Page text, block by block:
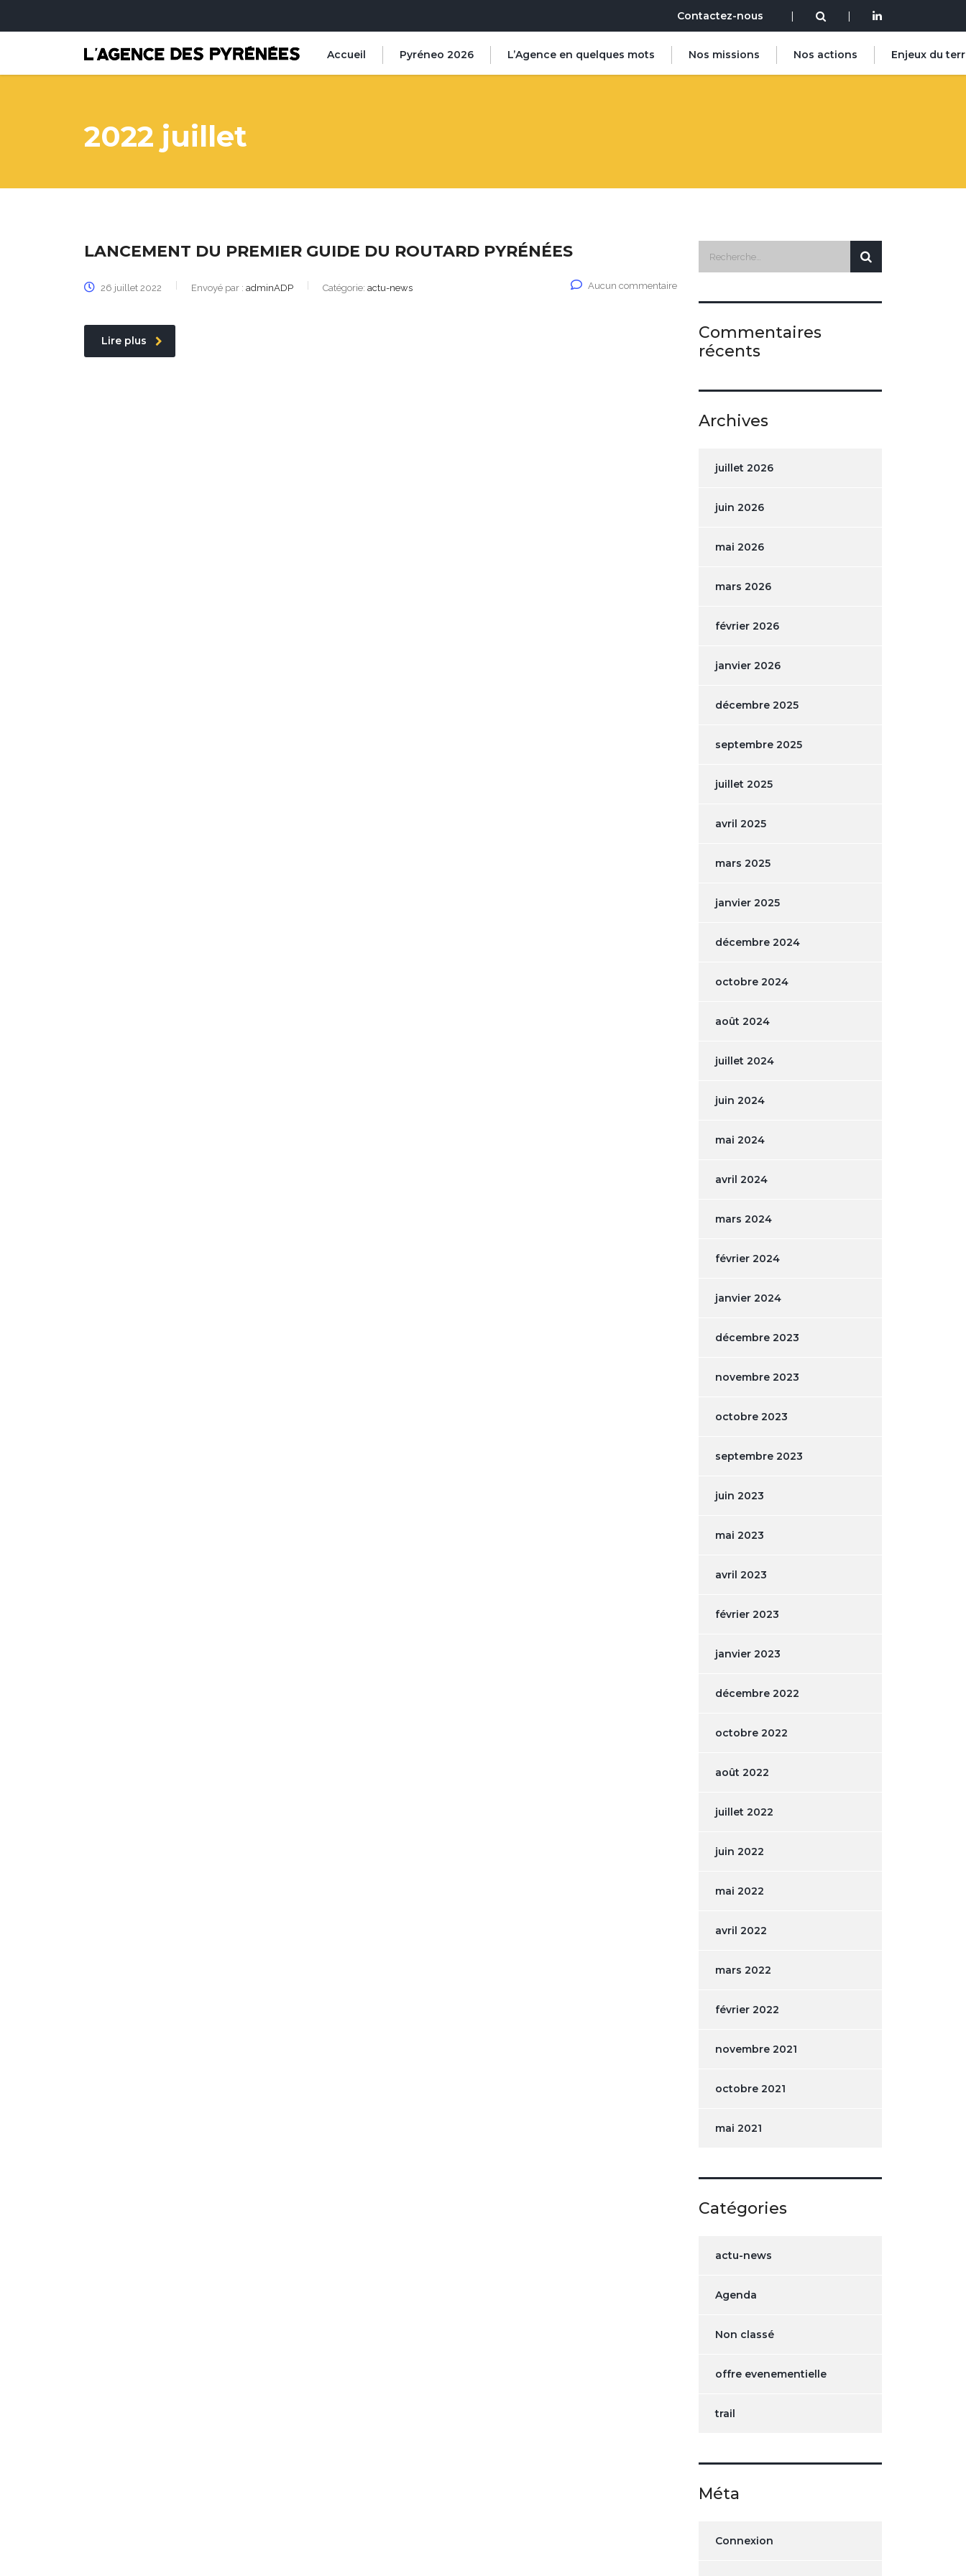
Contactez-nous | |
Accueil Pyréneo 2026 L’Agence en quelques mots Nos missions Nos actions Enjeux du
2022 juillet
LANCEMENT DU PREMIER GUIDE DU ROUTARD PYRÉNÉES
26 juillet 2022 Envoyé par : adminADP Catégorie: actu-news Aucun commentaire
Lire plus
Commentaires
récents
Archives
juillet 2026
juin 2026
mai 2026
mars 2026
février 2026
janvier 2026
décembre 2025
septembre 2025
juillet 2025
avril 2025
mars 2025
janvier 2025
décembre 2024
octobre 2024
août 2024
juillet 2024
juin 2024
mai 2024
avril 2024
mars 2024
février 2024
janvier 2024
décembre 2023
novembre 2023
octobre 2023
septembre 2023
juin 2023
mai 2023
avril 2023
février 2023
janvier 2023
décembre 2022
octobre 2022
août 2022
juillet 2022
juin 2022
mai 2022
avril 2022
mars 2022
février 2022
novembre 2021
octobre 2021
mai 2021
Catégories
actu-news
Agenda
Non classé
offre evenementielle
trail
Méta
Connexion